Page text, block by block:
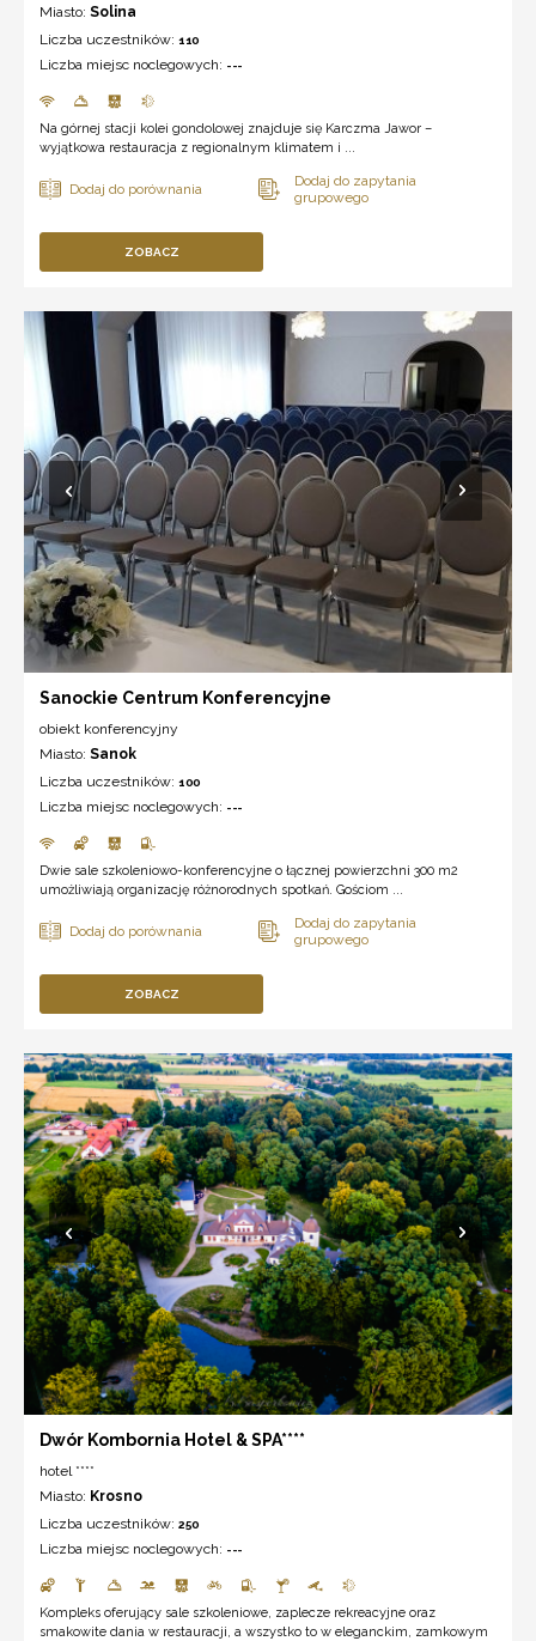
Miasto: Solina
Liczba uczestników: 110
Liczba miejsc noclegowych: ---
Na górnej stacji kolei gondolowej znajduje się Karczma Jawor –
wyjątkowa restauracja z regionalnym klimatem i ...
ZOBACZ
Sanockie Centrum Konferencyjne
obiekt konferencyjny
Miasto: Sanok
Liczba uczestników: 100
Liczba miejsc noclegowych: ---
Dwie sale szkoleniowo-konferencyjne o łącznej powierzchni 300 m2
umożliwiają organizację różnorodnych spotkań. Gościom ...
ZOBACZ
Dwór Kombornia Hotel & SPA****
hotel ****
Miasto: Krosno
Liczba uczestników: 250
Liczba miejsc noclegowych: ---
Kompleks oferujący sale szkoleniowe, zaplecze rekreacyjne oraz
smakowite dania w restauracji, a wszystko to w eleganckim, zamkowym